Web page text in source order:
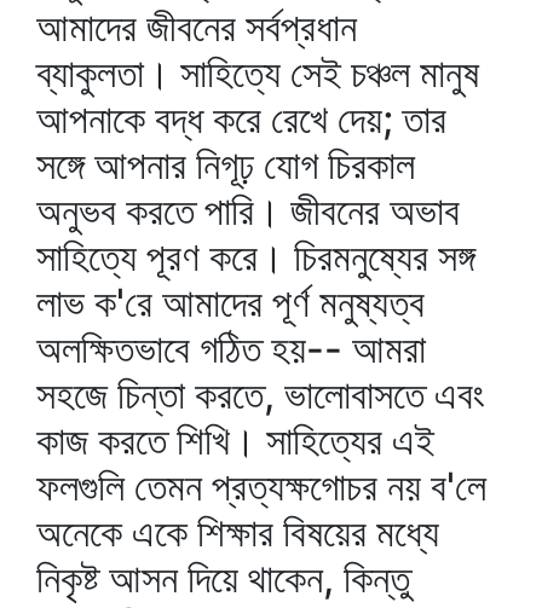
আমাদের জীবনের সর্বপ্রধান
ব্যাকুলতা। সাহিত্যে সেই চঞ্চল মানুষ
আপনাকে বদ্ধ করে রেখে দেয়; তার
সঙ্গে আপনার নিগূঢ় যোগ চিরকাল
অনুভব করতে পারি। জীবনের অভাব
সাহিত্যে পূরণ করে। চিরমনুষ্যের সঙ্গ
লাভ ক'রে আমাদের পূর্ণ মনুষ্যত্ব
অলক্ষিতভাবে গঠিত হয়-- আমরা
সহজে চিন্তা করতে, ভালোবাসতে এবং
কাজ করতে শিখি। সাহিত্যের এই
ফলগুলি তেমন প্রত্যক্ষগোচর নয় ব'লে
অনেকে একে শিক্ষার বিষয়ের মধ্যে
নিকৃষ্ট আসন দিয়ে থাকেন, কিন্তু